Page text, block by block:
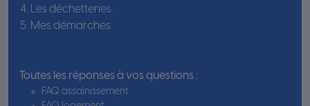
Les déchetteries
Mes démarches
Toutes les réponses à vos questions :
FAQ assainissement